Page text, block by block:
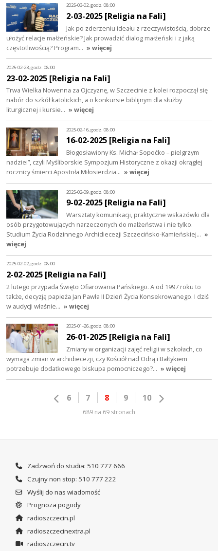
2025-03-02, godz. 08:00
2-03-2025 [Religia na Fali]
Jak po zderzeniu ideału z rzeczywistością, dobrze
ułożyć relacje małżeńskie? Jak prowadzić dialog małżeński i z jaką
częstotliwością? Program… » więcej
2025-02-23, godz. 08:00
23-02-2025 [Religia na Fali]
Trwa Wielka Nowenna za Ojczyznę, w Szczecinie z kolei rozpoczął się
nabór do szkół katolickich, a o konkursie biblijnym dla służby
liturgicznej i kursie… » więcej
2025-02-16, godz. 08:00
16-02-2025 [Religia na Fali]
Błogosławiony Ks. Michał Sopoćko – pielgrzym
nadziei”, czyli Myśliborskie Sympozjum Historyczne z okazji okrągłej
rocznicy śmierci Apostoła Miłosierdzia… » więcej
2025-02-09, godz. 08:00
9-02-2025 [Religia na Fali]
Warsztaty komunikacji, praktyczne wskazówki dla
osób przygotowujących narzeczonych do małżeństwa i nie tylko.
Studium Życia Rodzinnego Archidiecezji Szczecińsko-Kamieńskiej… »
więcej
2025-02-02, godz. 08:00
2-02-2025 [Religia na Fali]
2 lutego przypada Święto Ofiarowania Pańskiego. A od 1997 roku to
także, decyzją papieża Jan Pawła II Dzień Życia Konsekrowanego. I dziś
w audycji właśnie… » więcej
2025-01-26, godz. 08:00
26-01-2025 [Religia na Fali]
Zmiany w organizacji zajęć religii w szkołach, co
wymaga zmian w archidiecezji, czy Kościół nad Odrą i Bałtykiem
potrzebuje dodatkowego biskupa pomocniczego?… » więcej
6 7 8 9 10
689 na 69 stronach
Zadzwoń do studia: 510 777 666
Czujny non stop: 510 777 222
Wyślij do nas wiadomość
Prognoza pogody
radioszczecin.pl
radioszczecinextra.pl
radioszczecin.tv